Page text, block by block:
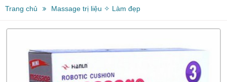
Trang chủ Massage trị liệu ✧ Làm đẹp